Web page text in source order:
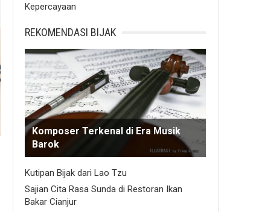
Kepercayaan
REKOMENDASI BIJAK
Komposer Terkenal di Era Musik
Barok
Kutipan Bijak dari Lao Tzu
Sajian Cita Rasa Sunda di Restoran Ikan
Bakar Cianjur